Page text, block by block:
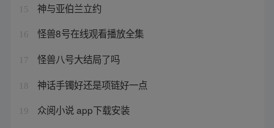
15 神与亚伯兰立约
16 怪兽8号在线观看播放全集
17 怪兽八号大结局了吗
18 神话手镯好还是项链好一点
19 众阅小说 app下载安装